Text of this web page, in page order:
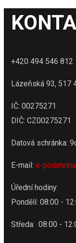
+420 494 546 812
Lázeňská 93, 517
IČ: 00275271
DIČ: CZ00275271
Datová schránka:
E-mail: e-
Úřední hodiny:
Pondělí: 08:00 -
Středa: 08:00 -